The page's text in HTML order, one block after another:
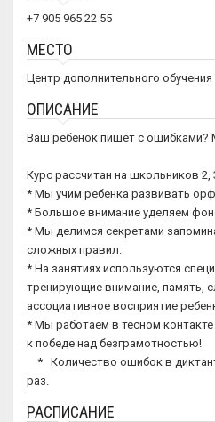
+7 905 965 22 55
МЕСТО
Центр дополнительного
ОПИСАНИЕ
⁠Ваш ребёнок пишет с ошибками?
Курс рассчитан на школьников 2,
* Мы учим ребенка развивать
* Большое внимание уделяем
* Мы делимся секретами
сложных правил.
* На занятиях используются
тренирующие внимание, память,
ассоциативное восприятие
* Мы работаем в тесном
к победе над безграмотностью!
* Количество ошибок в
раз.
РАСПИСАНИЕ